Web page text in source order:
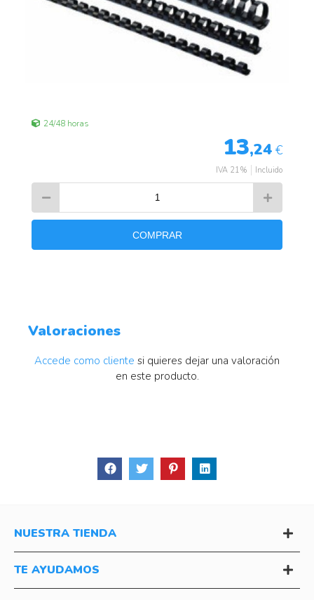
24/48 horas
13,24 €
IVA 21% Incluido
COMPRAR
Valoraciones
Accede como cliente si quieres dejar una valoración
en este producto.
NUESTRA TIENDA
TE AYUDAMOS